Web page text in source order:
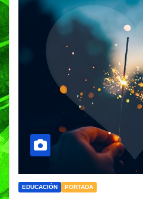
EDUCACIÓN PORTADA